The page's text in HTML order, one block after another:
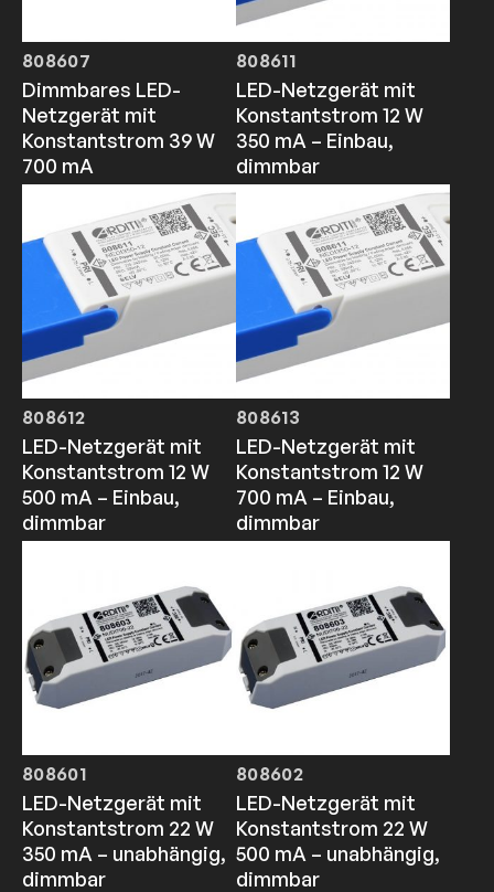
808607
Dimmbares LED-
Netzgerät mit
Konstantstrom 39 W
700 mA
808611
LED-Netzgerät mit
Konstantstrom 12 W
350 mA – Einbau,
dimmbar
808612
LED-Netzgerät mit
Konstantstrom 12 W
500 mA – Einbau,
dimmbar
808613
LED-Netzgerät mit
Konstantstrom 12 W
700 mA – Einbau,
dimmbar
808601
LED-Netzgerät mit
Konstantstrom 22 W
350 mA – unabhängig,
dimmbar
808602
LED-Netzgerät mit
Konstantstrom 22 W
500 mA – unabhängig,
dimmbar